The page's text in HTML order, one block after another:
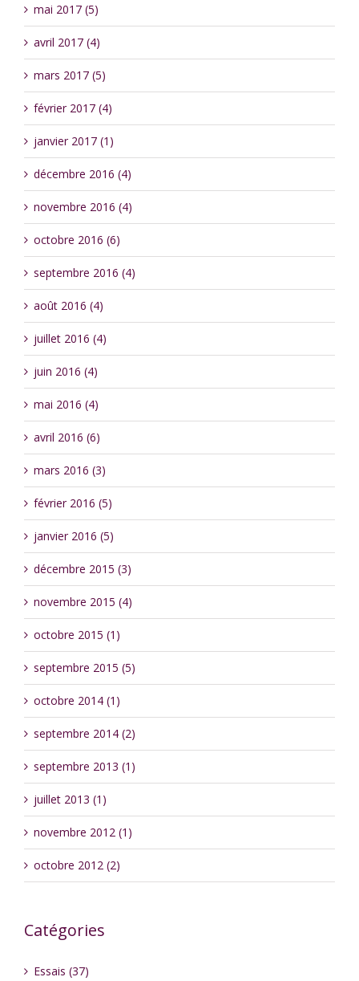
mai 2017 (5)
avril 2017 (4)
mars 2017 (5)
février 2017 (4)
janvier 2017 (1)
décembre 2016 (4)
novembre 2016 (4)
octobre 2016 (6)
septembre 2016 (4)
août 2016 (4)
juillet 2016 (4)
juin 2016 (4)
mai 2016 (4)
avril 2016 (6)
mars 2016 (3)
février 2016 (5)
janvier 2016 (5)
décembre 2015 (3)
novembre 2015 (4)
octobre 2015 (1)
septembre 2015 (5)
octobre 2014 (1)
septembre 2014 (2)
septembre 2013 (1)
juillet 2013 (1)
novembre 2012 (1)
octobre 2012 (2)
Catégories
Essais (37)